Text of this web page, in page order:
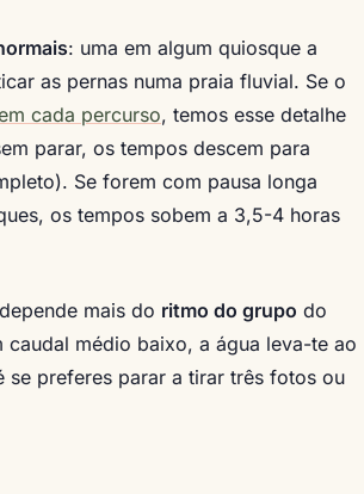
: uma em algum quiosque a
as pernas numa praia fluvial. Se o
cada percurso, temos esse detalhe
parar, os tempos descem para
Se forem com pausa longa
os tempos sobem a 3,5-4 horas
mais do ritmo do grupo do
médio baixo, a água leva-te ao
preferes parar a tirar três fotos ou